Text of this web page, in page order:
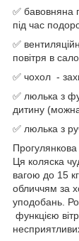
✅ бавовняна
під час
✅
повітря в
✅ чохол -
✅ люлька з
дитину
✅ люлька з
Прогулянкова
Ця коляска
вагою до 15
обличчям за
уподобань.
функцією